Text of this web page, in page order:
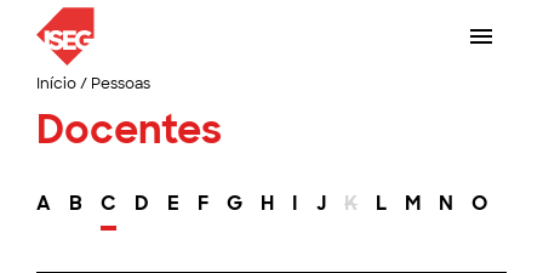
Início/ Pessoas
Docentes
A B C D E F G H I J K L M N O